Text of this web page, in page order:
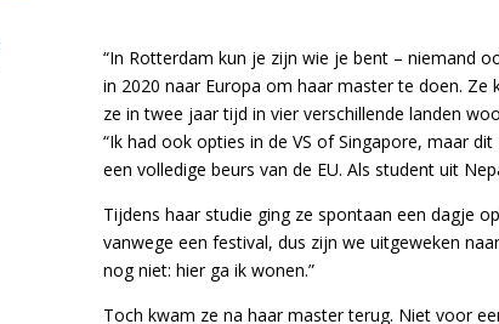
“In Rotterdam kun je zijn wie je bent – niemand
in 2020 naar Europa om haar master te doen.
ze in twee jaar tijd in vier verschillende landen
“Ik had ook opties in de VS of Singapore, maar
een volledige beurs van de EU. Als student uit
Tijdens haar studie ging ze spontaan een dagje
vanwege een festival, dus zijn we uitgeweken
nog niet: hier ga ik wonen.”
Toch kwam ze na haar master terug. Niet voor